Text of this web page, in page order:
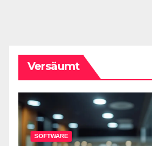
Versäumt
SOFTWARE